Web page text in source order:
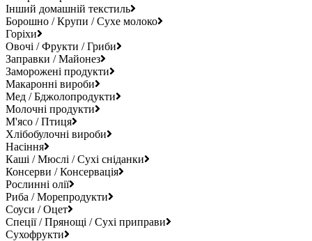
Інший домашній текстиль
Борошно / Крупи / Сухе молоко
Горіхи
Овочі / Фрукти / Гриби
Заправки / Майонез
Заморожені продукти
Макаронні вироби
Мед / Бджолопродукти
Молочні продукти
М'ясо / Птиця
Хлібобулочні вироби
Насіння
Каші / Мюслі / Сухі сніданки
Консерви / Консервація
Рослинні олії
Риба / Морепродукти
Соуси / Оцет
Спеції / Прянощі / Сухі приправи
Сухофрукти